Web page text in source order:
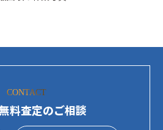
CONTACT
料査定のご相談